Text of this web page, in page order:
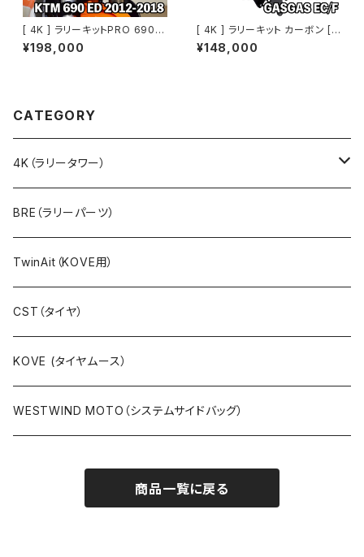
[ 4K ] ラリーキットPRO 690 [
KTM 690系 2012-2018 / 20
08-2011 ]
¥198,000
[ 4K ] ラリーキット カーボン [
KTM・Husq・GASGAS EDマシ
ン 2014～2023]
¥148,000
CATEGORY
4K（ラリータワー）
ラリーキット（ステムマウント）
アルミ製
カーボン製
ラリーキットPRO（フレームマウント）
ラリーキットCNC（フレームマウント）
キットラリー（ステムマウント）
パーツ等
BRE（ラリーパーツ）
TwinAit（KOVE用）
CST（タイヤ）
KOVE (タイヤムース）
WESTWIND MOTO（システムサイドバッグ）
商品一覧に戻る